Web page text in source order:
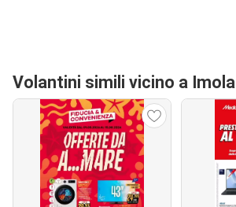
Volantini simili vicino a Imola